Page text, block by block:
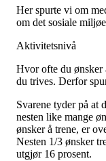
Her spurte vi om
om det sosiale
Aktivitetsnivå
Hvor ofte du
du trives. Derfor
Svarene tyder på at
nesten like mange
ønsker å trene, er
Nesten 1/3 ønsker
utgjør 16 prosent.